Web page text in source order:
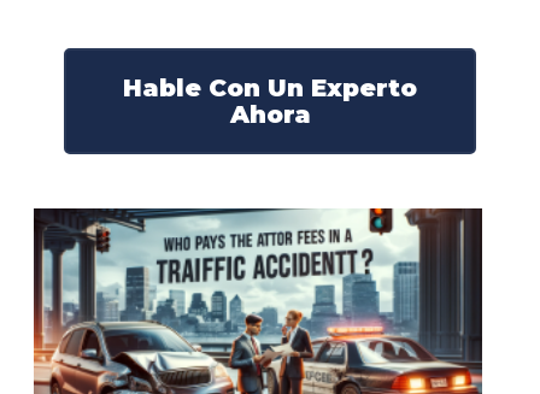
Hable Con Un Experto
Ahora